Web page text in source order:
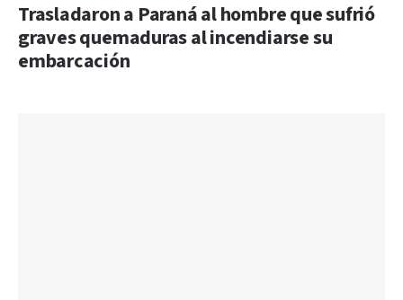
Trasladaron a Paraná al hombre que sufrió
graves quemaduras al incendiarse su
embarcación